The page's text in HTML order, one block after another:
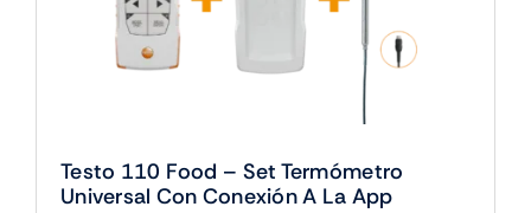
Testo 110 Food – Set Termómetro
Universal Con Conexión A La App